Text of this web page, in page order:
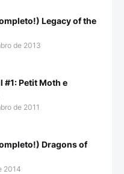
Legacy of the
de 2013
#1: Petit Moth e
de 2011
Dragons of
2014